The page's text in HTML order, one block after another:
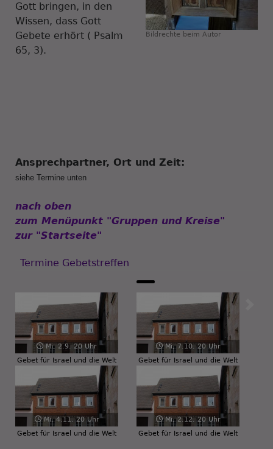
Bildrechte beim Autor
Gott bringen, in den
Wissen, dass Gott
Gebete erhört ( Psalm
65, 3).
Ansprechpartner, Ort und Zeit:
siehe Termine unten
nach oben
zum Menüpunkt "Gruppen und Kreise"
zur "Startseite"
Termine Gebetstreffen
Mi, 2.9. 20 Uhr
Gebet für Israel und die Welt
Mi, 7.10. 20 Uhr
Gebet für Israel und die Welt
Mi, 4.11. 20 Uhr
Gebet für Israel und die Welt
Mi, 2.12. 20 Uhr
Gebet für Israel und die Welt